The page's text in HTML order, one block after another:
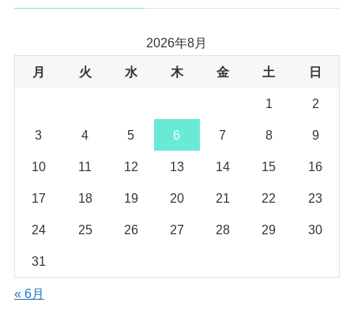
2026年8月
月 火 水 木 金 土 日
1 2
3 4 5 6 7 8 9
10 11 12 13 14 15 16
17 18 19 20 21 22 23
24 25 26 27 28 29 30
31
« 6月